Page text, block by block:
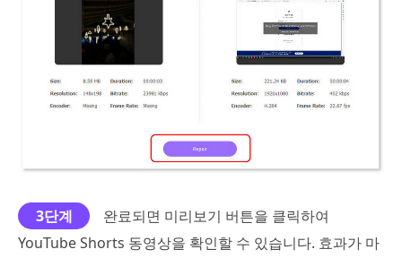
3단계
완료되면 미리보기 버튼을 클릭하여
YouTube Shorts 동영상을 확인할 수 있습니다. 효과가 마